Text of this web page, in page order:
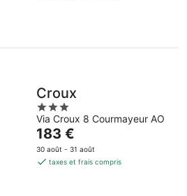
nuit
Croux
3
out
of
5
Via Croux 8 Courmayeur AO
Le
prix
est
183 €
30 août - 31 août
taxes et frais compris